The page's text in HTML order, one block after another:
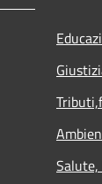
Salute,